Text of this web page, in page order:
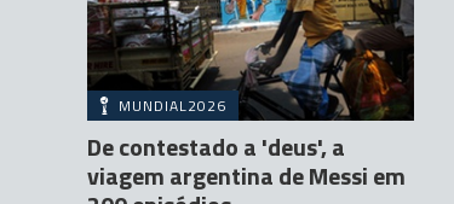
MUNDIAL2026
De contestado a 'deus', a
viagem argentina de Messi em